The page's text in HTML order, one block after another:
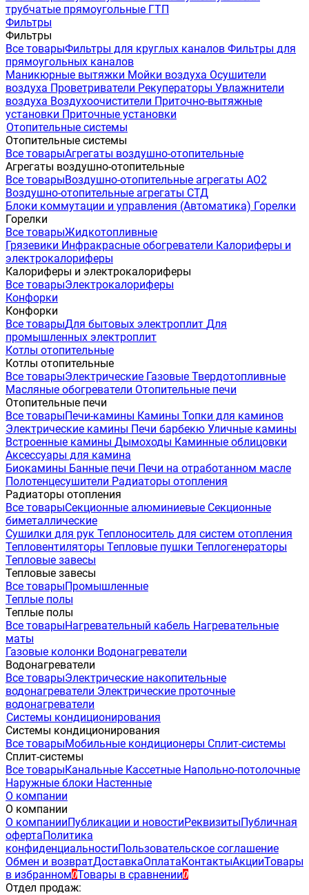
трубчатые прямоугольные ГТП
Фильтры
Фильтры
Все товарыФильтры для круглых каналов Фильтры для
прямоугольных каналов
Маникюрные вытяжки Мойки воздуха Осушители
воздуха Проветриватели Рекуператоры Увлажнители
воздуха Воздухоочистители Приточно-вытяжные
установки Приточные установки
Отопительные системы
Отопительные системы
Все товарыАгрегаты воздушно-отопительные
Агрегаты воздушно-отопительные
Все товарыВоздушно-отопительные агрегаты АО2
Воздушно-отопительные агрегаты СТД
Блоки коммутации и управления (Автоматика) Горелки
Горелки
Все товарыЖидкотопливные
Грязевики Инфракрасные обогреватели Калориферы и
электрокалориферы
Калориферы и электрокалориферы
Все товарыЭлектрокалориферы
Конфорки
Конфорки
Все товарыДля бытовых электроплит Для
промышленных электроплит
Котлы отопительные
Котлы отопительные
Все товарыЭлектрические Газовые Твердотопливные
Масляные обогреватели Отопительные печи
Отопительные печи
Все товарыПечи-камины Камины Топки для каминов
Электрические камины Печи барбекю Уличные камины
Встроенные камины Дымоходы Каминные облицовки
Аксессуары для камина
Биокамины Банные печи Печи на отработанном масле
Полотенцесушители Радиаторы отопления
Радиаторы отопления
Все товарыСекционные алюминиевые Секционные
биметаллические
Сушилки для рук Теплоноситель для систем отопления
Тепловентиляторы Тепловые пушки Теплогенераторы
Тепловые завесы
Тепловые завесы
Все товарыПромышленные
Теплые полы
Теплые полы
Все товарыНагревательный кабель Нагревательные
маты
Газовые колонки Водонагреватели
Водонагреватели
Все товарыЭлектрические накопительные
водонагреватели Электрические проточные
водонагреватели
Системы кондиционирования
Системы кондиционирования
Все товарыМобильные кондиционеры Сплит-системы
Сплит-системы
Все товарыКанальные Кассетные Напольно-потолочные
Наружные блоки Настенные
О компании
О компании
О компанииПубликации и новостиРеквизитыПубличная
офертаПолитика
конфиденциальностиПользовательское соглашение
Обмен и возвратДоставкаОплатаКонтактыАкцииТовары
в избранном0Товары в сравнении0
Отдел продаж: